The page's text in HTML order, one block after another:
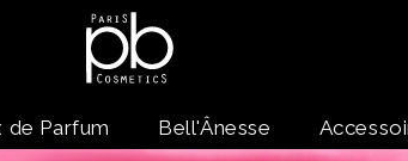
de Parfum Bell'Ânesse